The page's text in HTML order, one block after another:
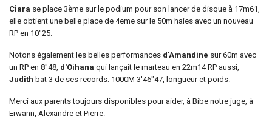
Ciara se place 3ème sur le podium pour son lancer de disque à 17m61,
elle obtient une belle place de 4eme sur le 50m haies avec un nouveau
RP en 10"25.
Notons également les belles performances d'Amandine sur 60m avec
un RP en 8"48, d'Oihana qui lançait le marteau en 22m14 RP aussi,
Judith bat 3 de ses records: 1000M 3'46"47, longueur et poids.
Merci aux parents toujours disponibles pour aider, à Bibe notre juge, à
Erwann, Alexandre et Pierre.